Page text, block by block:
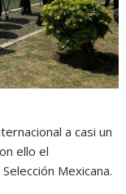
a casi un
ello el
Mexicana.